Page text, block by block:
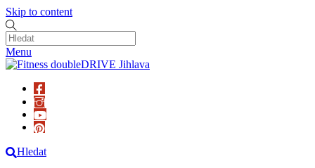
Skip to content
Menu
Hledat